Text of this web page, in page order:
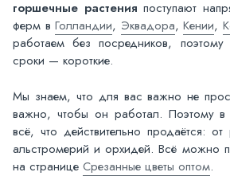
горшечные растения поступают
ферм в Голландии, Эквадора, Кении,
работаем без посредников,
сроки — короткие.
Мы знаем, что для вас важно не
важно, чтобы он работал. Поэтому в
всё, что действительно продаётся:
альстромерий и орхидей. Всё можно
на странице Срезанные цветы оптом.